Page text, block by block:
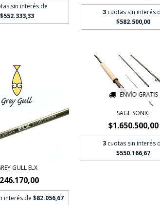
sin interés de
$552.333,33
3 cuotas sin interés
$582.500,00
GULL ELX
interés de$82.056,67
ENVÍO GRATIS
SAGE SONIC
$1.650.500,00
3 cuotas sin interés
$550.166,67